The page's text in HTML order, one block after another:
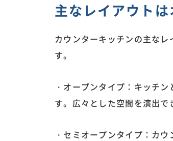
主なレイアウト
カウンターキッチンの主な
す。
・オープンタイプ：キッチ
す。広々とした空間を演出で
・セミオープンタイプ：カ